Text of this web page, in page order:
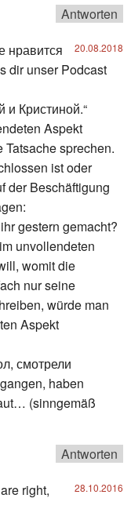
Antworten
20.08.2018
нравится
dir unser Podcast
и Кристиной.“
Aspekt
sprechen.
ist oder
der Beschäftigung
gestern gemacht?
unvollendeten
womit die
nur seine
würde man
Aspekt
смотрели
haben
(sinngemäß
Antworten
28.10.2016
right,